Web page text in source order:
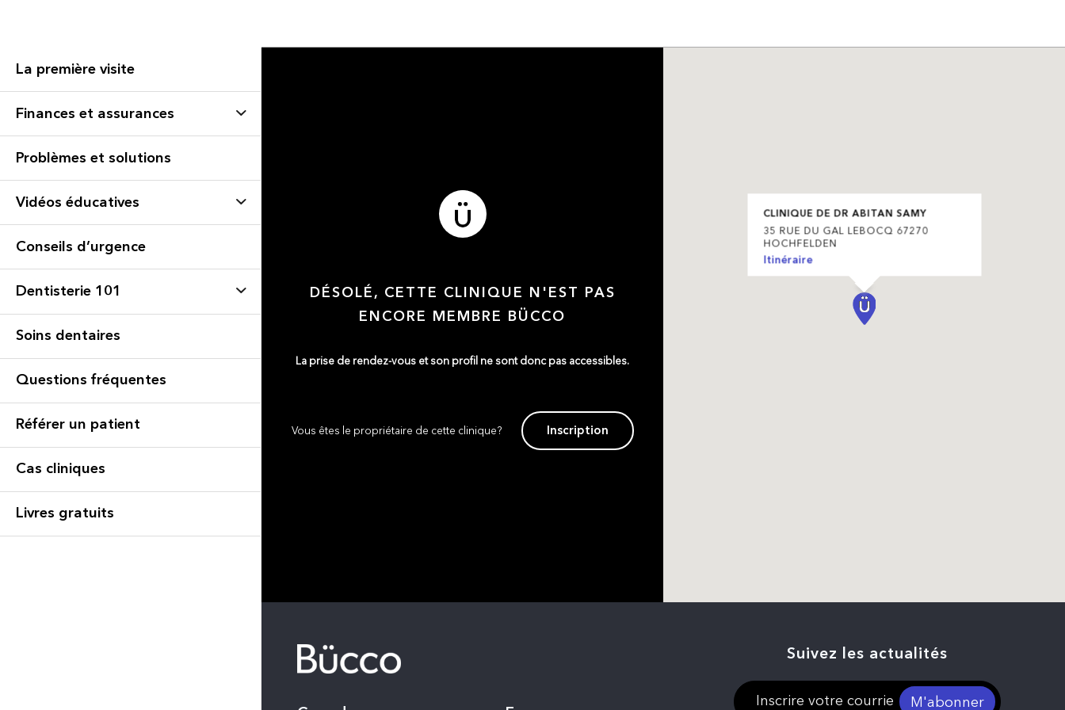
La première visite
Finances et assurances
Problèmes et solutions
Vidéos éducatives
Conseils d’urgence
Dentisterie 101
Soins dentaires
Questions fréquentes
Référer un patient
Cas cliniques
Livres gratuits
DÉSOLÉ, CETTE CLINIQUE N'EST PAS
ENCORE MEMBRE BÜCCO
La prise de rendez-vous et son profil ne sont donc pas accessibles.
Vous êtes le propriétaire de cette clinique? Inscription
CLINIQUE DE DR ABITAN SAMY
35 RUE DU GAL LEBOCQ 67270
HOCHFELDEN
Itinéraire
Suivez les actualités
M'abonner